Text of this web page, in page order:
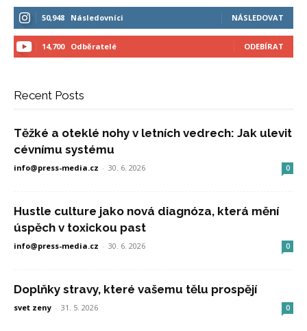
50,948 Následovníci NÁSLEDOVAT
14,700 Odběratelé ODEBÍRAT
Recent Posts
Těžké a oteklé nohy v letních vedrech: Jak ulevit
cévnímu systému
info@press-media.cz - 30. 6. 2026 0
Hustle culture jako nová diagnóza, která mění
úspěch v toxickou past
info@press-media.cz - 30. 6. 2026 0
Doplňky stravy, které vašemu tělu prospějí
svet zeny - 31. 5. 2026 0